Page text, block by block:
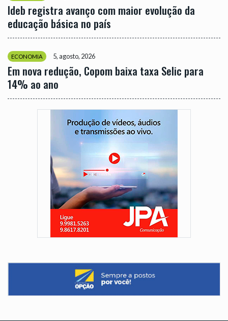
Ideb registra avanço com maior evolução da
educação básica no país
ECONOMIA 5, agosto, 2026
Em nova redução, Copom baixa taxa Selic para
14% ao ano